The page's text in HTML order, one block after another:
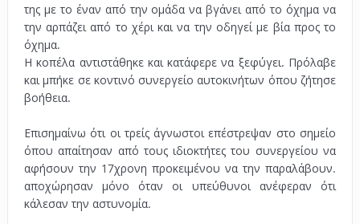
της με το έναν από την ομάδα να βγάνει από το όχημα να
την αρπάζει από το χέρι και να την οδηγεί με βία προς το
όχημα.
Η κοπέλα αντιστάθηκε και κατάφερε να ξεφύγει. Πρόλαβε
και μπήκε σε κοντινό συνεργείο αυτοκινήτων όπου ζήτησε
βοήθεια.
Επισημαίνω ότι οι τρείς άγνωστοι επέστρεψαν στο σημείο
όπου απαίτησαν από τους ιδιοκτήτες του συνεργείου να
αφήσουν την 17χρονη προκειμένου να την παραλάβουν.
αποχώρησαν μόνο όταν οι υπεύθυνοι ανέφεραν ότι
κάλεσαν την αστυνομία.